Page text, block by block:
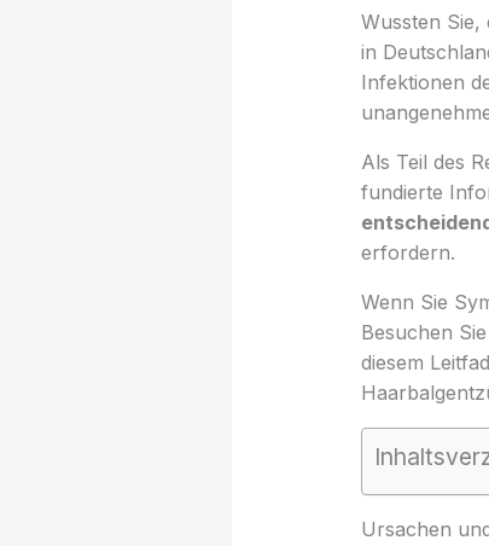
Wussten
in
Infektionen
Als Teil des
fundierte
erfordern.
Wenn Sie
Besuchen
diesem
Ursachen